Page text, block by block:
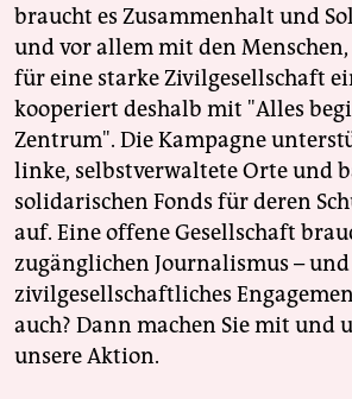
braucht es Zusammenhalt und
und vor allem mit den
für eine starke Zivilgesellschaft
kooperiert deshalb mit "Alles
Zentrum". Die Kampagne
linke, selbstverwaltete Orte und
solidarischen Fonds für deren
auf. Eine offene Gesellschaft
zugänglichen Journalismus – und
zivilgesellschaftliches
auch? Dann machen Sie mit und
unsere Aktion.